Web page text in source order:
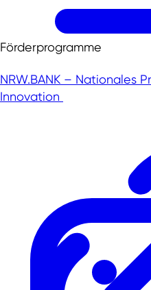
Förderprogramme
NRW.BANK – Nationales
Innovation